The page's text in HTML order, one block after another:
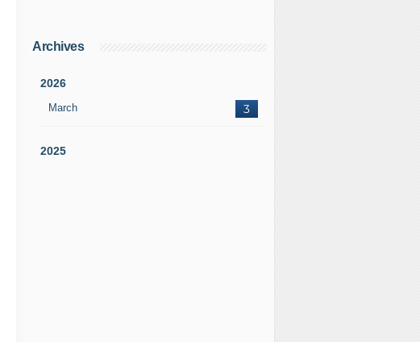
Archives
2026
March 3
2025